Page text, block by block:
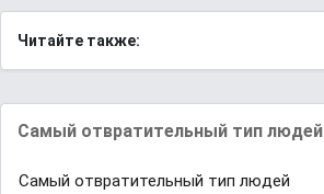
Читайте также:
Самый отвратительный тип людей
Самый отвратительный тип людей